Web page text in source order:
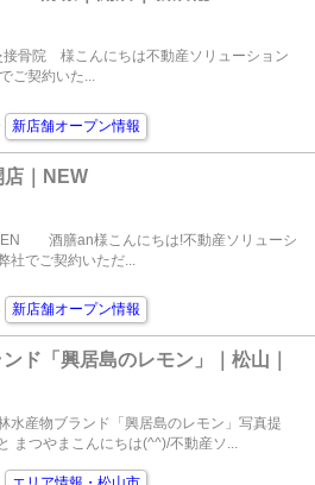
接骨院 様こんにちは不動産ソリューション
ご契約いた...
新店舗オープン情報
｜NEW
酒膳an様こんにちは!不動産ソリューシ
社でご契約いただ...
新店舗オープン情報
ド「興居島のレモン」｜松山｜
水産物ブランド「興居島のレモン」写真提
まつやまこんにちは(^^)/不動産ソ...